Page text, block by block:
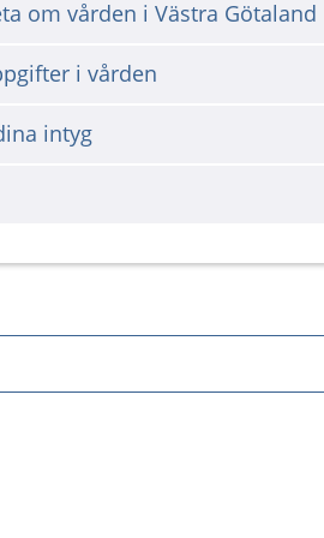
om vården i Västra Götaland
i vården
intyg